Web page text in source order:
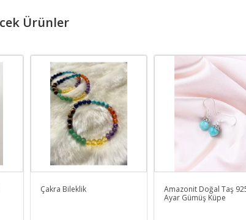
Ürünler
Çakra Bileklik
Amazonit Doğal Taş
Ayar Gümüş Küpe